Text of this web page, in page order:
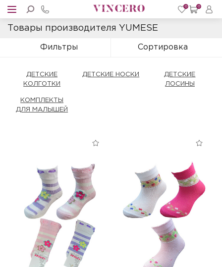
0 0
Товары производителя YUMESE
Фильтры Сортировка
ДЕТСКИЕ
КОЛГОТКИ
ДЕТСКИЕ НОСКИ
ДЕТСКИЕ
ЛОСИНЫ
КОМПЛЕКТЫ
ДЛЯ МАЛЫШЕЙ